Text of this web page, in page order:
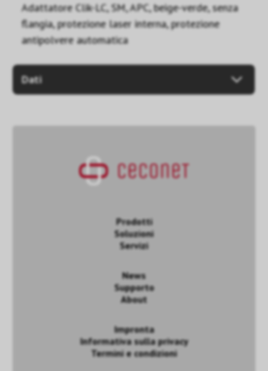
Adattatore Clik-LC, SM, APC, beige-verde, senza
flangia, protezione laser interna, protezione
antipolvere automatica
Dati
Prodotti
Soluzioni
Servizi
News
Supporto
About
Impronta
Informativa sulla privacy
Termini e condizioni